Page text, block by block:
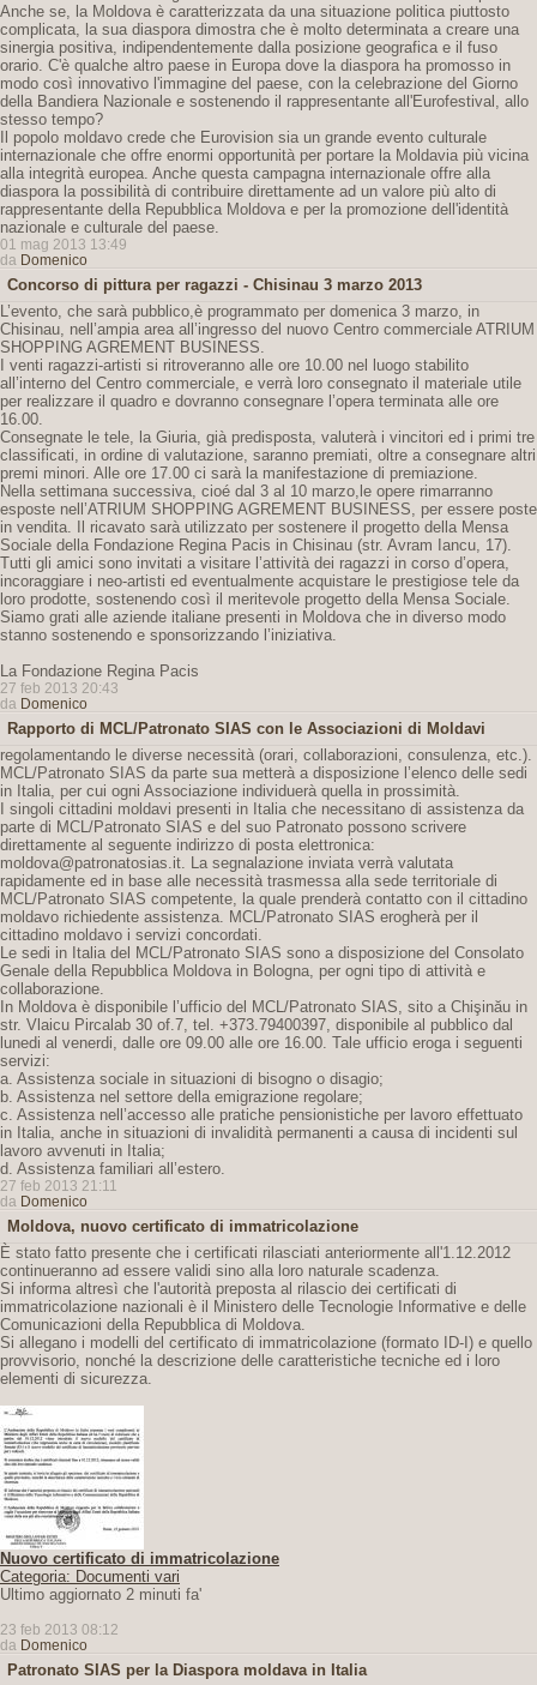
Anche se, la Moldova è caratterizzata da una situazione politica piuttosto
complicata, la sua diaspora dimostra che è molto determinata a creare una
sinergia positiva, indipendentemente dalla posizione geografica e il fuso
orario. C'è qualche altro paese in Europa dove la diaspora ha promosso in
modo così innovativo l'immagine del paese, con la celebrazione del Giorno
della Bandiera Nazionale e sostenendo il rappresentante all'Eurofestival, allo
stesso tempo?
Il popolo moldavo crede che Eurovision sia un grande evento culturale
internazionale che offre enormi opportunità per portare la Moldavia più vicina
alla integrità europea. Anche questa campagna internazionale offre alla
diaspora la possibilità di contribuire direttamente ad un valore più alto di
rappresentante della Repubblica Moldova e per la promozione dell'identità
nazionale e culturale del paese.
01 mag 2013 13:49
da Domenico
Concorso di pittura per ragazzi - Chisinau 3 marzo 2013
L’evento, che sarà pubblico,è programmato per domenica 3 marzo, in
Chisinau, nell’ampia area all’ingresso del nuovo Centro commerciale ATRIUM
SHOPPING AGREMENT BUSINESS.
I venti ragazzi-artisti si ritroveranno alle ore 10.00 nel luogo stabilito
all’interno del Centro commerciale, e verrà loro consegnato il materiale utile
per realizzare il quadro e dovranno consegnare l’opera terminata alle ore
16.00.
Consegnate le tele, la Giuria, già predisposta, valuterà i vincitori ed i primi tre
classificati, in ordine di valutazione, saranno premiati, oltre a consegnare altri
premi minori. Alle ore 17.00 ci sarà la manifestazione di premiazione.
Nella settimana successiva, cioé dal 3 al 10 marzo,le opere rimarranno
esposte nell’ATRIUM SHOPPING AGREMENT BUSINESS, per essere poste
in vendita. Il ricavato sarà utilizzato per sostenere il progetto della Mensa
Sociale della Fondazione Regina Pacis in Chisinau (str. Avram Iancu, 17).
Tutti gli amici sono invitati a visitare l’attività dei ragazzi in corso d’opera,
incoraggiare i neo-artisti ed eventualmente acquistare le prestigiose tele da
loro prodotte, sostenendo così il meritevole progetto della Mensa Sociale.
Siamo grati alle aziende italiane presenti in Moldova che in diverso modo
stanno sostenendo e sponsorizzando l’iniziativa.
La Fondazione Regina Pacis
27 feb 2013 20:43
da Domenico
Rapporto di MCL/Patronato SIAS con le Associazioni di Moldavi
regolamentando le diverse necessità (orari, collaborazioni, consulenza, etc.).
MCL/Patronato SIAS da parte sua metterà a disposizione l’elenco delle sedi
in Italia, per cui ogni Associazione individuerà quella in prossimità.
I singoli cittadini moldavi presenti in Italia che necessitano di assistenza da
parte di MCL/Patronato SIAS e del suo Patronato possono scrivere
direttamente al seguente indirizzo di posta elettronica:
moldova@patronatosias.it. La segnalazione inviata verrà valutata
rapidamente ed in base alle necessità trasmessa alla sede territoriale di
MCL/Patronato SIAS competente, la quale prenderà contatto con il cittadino
moldavo richiedente assistenza. MCL/Patronato SIAS erogherà per il
cittadino moldavo i servizi concordati.
Le sedi in Italia del MCL/Patronato SIAS sono a disposizione del Consolato
Genale della Repubblica Moldova in Bologna, per ogni tipo di attività e
collaborazione.
In Moldova è disponibile l’ufficio del MCL/Patronato SIAS, sito a Chişinău in
str. Vlaicu Pircalab 30 of.7, tel. +373.79400397, disponibile al pubblico dal
lunedi al venerdi, dalle ore 09.00 alle ore 16.00. Tale ufficio eroga i seguenti
servizi:
a. Assistenza sociale in situazioni di bisogno o disagio;
b. Assistenza nel settore della emigrazione regolare;
c. Assistenza nell’accesso alle pratiche pensionistiche per lavoro effettuato
in Italia, anche in situazioni di invalidità permanenti a causa di incidenti sul
lavoro avvenuti in Italia;
d. Assistenza familiari all’estero.
27 feb 2013 21:11
da Domenico
Moldova, nuovo certificato di immatricolazione
È stato fatto presente che i certificati rilasciati anteriormente all'1.12.2012
continueranno ad essere validi sino alla loro naturale scadenza.
Si informa altresì che l'autorità preposta al rilascio dei certificati di
immatricolazione nazionali è il Ministero delle Tecnologie Informative e delle
Comunicazioni della Repubblica di Moldova.
Si allegano i modelli del certificato di immatricolazione (formato ID-I) e quello
provvisorio, nonché la descrizione delle caratteristiche tecniche ed i loro
elementi di sicurezza.
Nuovo certificato di immatricolazione
Categoria: Documenti vari
Ultimo aggiornato 2 minuti fa'
23 feb 2013 08:12
da Domenico
Patronato SIAS per la Diaspora moldava in Italia